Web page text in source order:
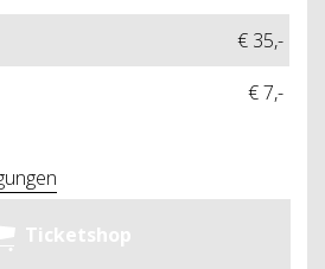
€ 35,-
€ 7,-
Ticketshop